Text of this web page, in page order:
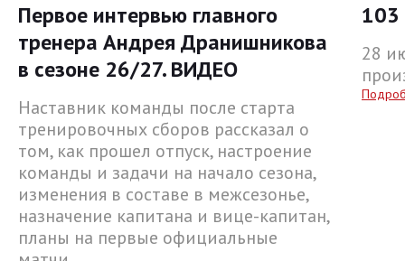
Первое интервью главного
тренера Андрея Дранишникова
в сезоне 26/27. ВИДЕО
Наставник команды после старта
тренировочных сборов рассказал о
том, как прошел отпуск, настроение
команды и задачи на начало сезона,
изменения в составе в межсезонье,
назначение капитана и вице-капитан,
планы на первые официальные
103
28